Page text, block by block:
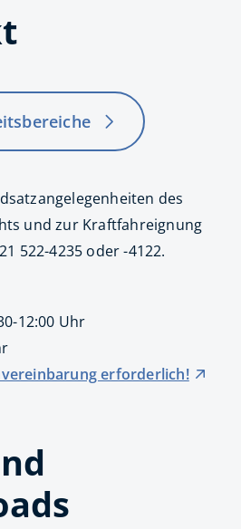
des
und zur Kraftfahreignung
522-4235 oder -4122.
12:00 Uhr
erforderlich!